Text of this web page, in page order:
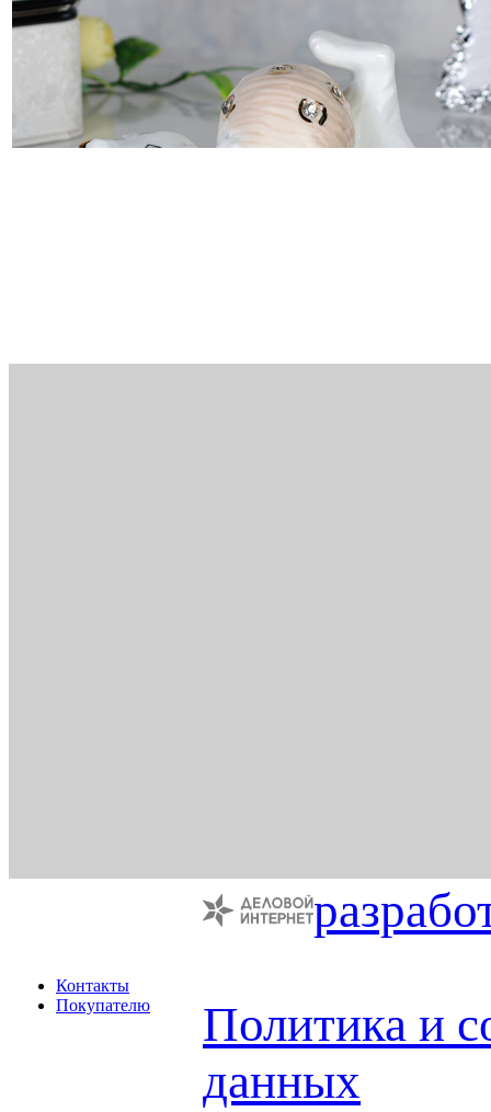
Контакты
Покупателю
Политика и
данных